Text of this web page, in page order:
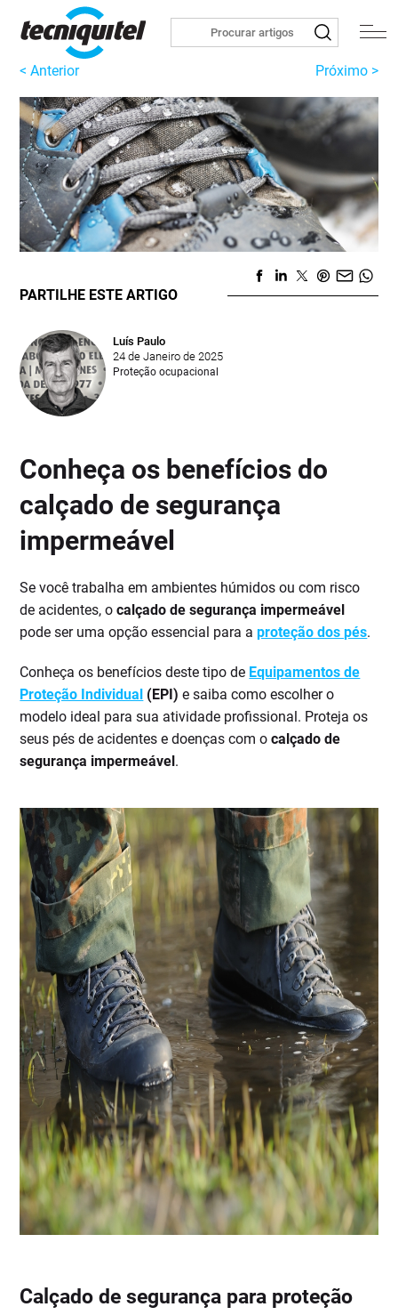
< Anterior Próximo >
PARTILHE ESTE ARTIGO
Luís Paulo
24 de Janeiro de 2025
Proteção ocupacional
Conheça os benefícios do
calçado de segurança
impermeável
Se você trabalha em ambientes húmidos ou com risco
de acidentes, ocalçado de segurança impermeável
pode ser uma opção essencial para aproteção dos pés.
Conheça os benefícios deste tipo de Equipamentos de
Proteção Individual (EPI) e saiba como escolher o
modelo ideal para sua atividade profissional. Proteja os
seus pés de acidentes e doenças com ocalçado de
segurança impermeável.
Calçado de segurança para proteção